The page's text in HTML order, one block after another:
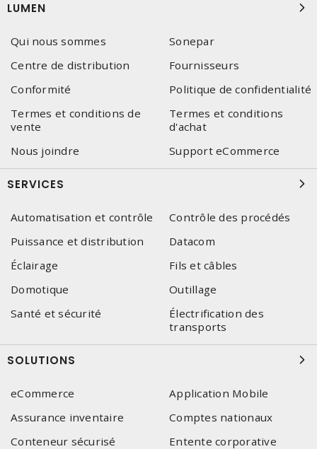
LUMEN
Qui nous sommes
Sonepar
Centre de distribution
Fournisseurs
Conformité
Politique de confidentialité
Termes et conditions de
vente
Termes et conditions
d'achat
Nous joindre
Support eCommerce
SERVICES
Automatisation et contrôle
Contrôle des procédés
Puissance et distribution
Datacom
Éclairage
Fils et câbles
Domotique
Outillage
Santé et sécurité
Électrification des
transports
SOLUTIONS
eCommerce
Application Mobile
Assurance inventaire
Comptes nationaux
Conteneur sécurisé
Entente corporative